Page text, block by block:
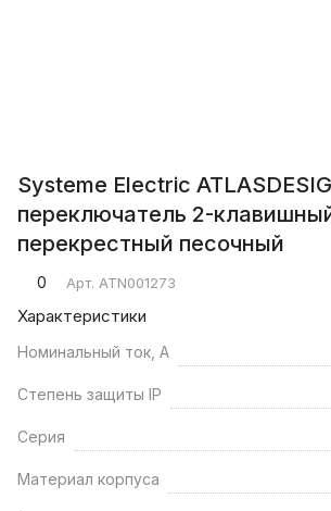
Systeme Electric
переключатель 2-
перекрестный песочный
0 Арт. ATN001273
Характеристики
Номинальный ток, А
Степень защиты IP
Серия
Материал корпуса